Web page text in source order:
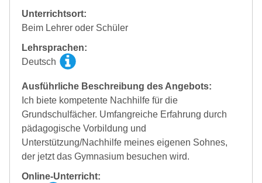
Unterrichtsort:
Beim Lehrer oder Schüler
Lehrsprachen:
Deutsch
Ausführliche Beschreibung des Angebots:
Ich biete kompetente Nachhilfe für die
Grundschulfächer. Umfangreiche Erfahrung durch
pädagogische Vorbildung und
Unterstützung/Nachhilfe meines eigenen Sohnes,
der jetzt das Gymnasium besuchen wird.
Online-Unterricht: